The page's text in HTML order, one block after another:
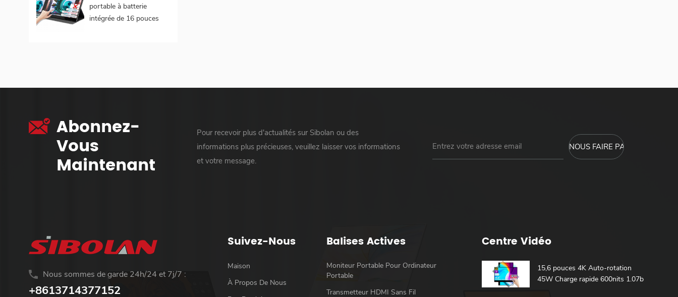
portable à batterie
intégrée de 16 pouces
Abonnez-
Vous
Maintenant
Pour recevoir plus d'actualités sur Sibolan ou des
informations plus précieuses, veuillez laisser vos informations
et votre message.
Nous sommes de garde 24h/24 et 7j/7 :
+8613714377152
Suivez-Nous
Maison
À Propos De Nous
Balises Actives
Moniteur Portable Pour Ordinateur
Portable
Transmetteur HDMI Sans Fil
Centre Vidéo
15,6 pouces 4K Auto-rotation
45W Charge rapide 600nits 1.07b